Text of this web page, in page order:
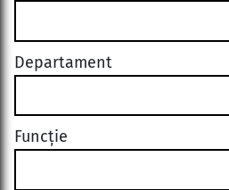
Departament
Funcție